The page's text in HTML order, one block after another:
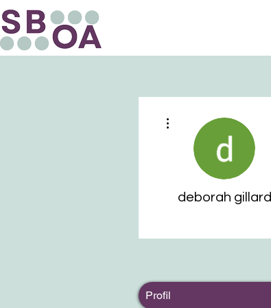
deborah gillard
Profil